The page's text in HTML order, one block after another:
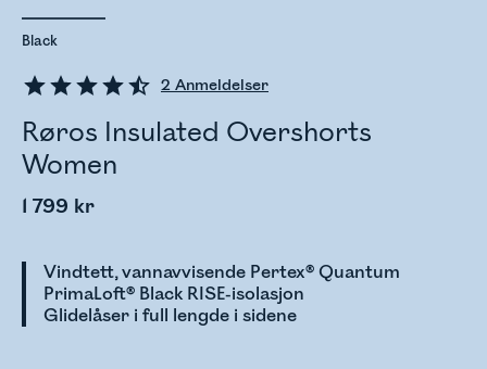
2 Anmeldelser
Røros Insulated Overshorts
Women
1 799 kr
Vindtett, vannavvisende Pertex® Quantum
PrimaLoft® Black RISE-isolasjon
Glidelåser i full lengde i sidene
Black